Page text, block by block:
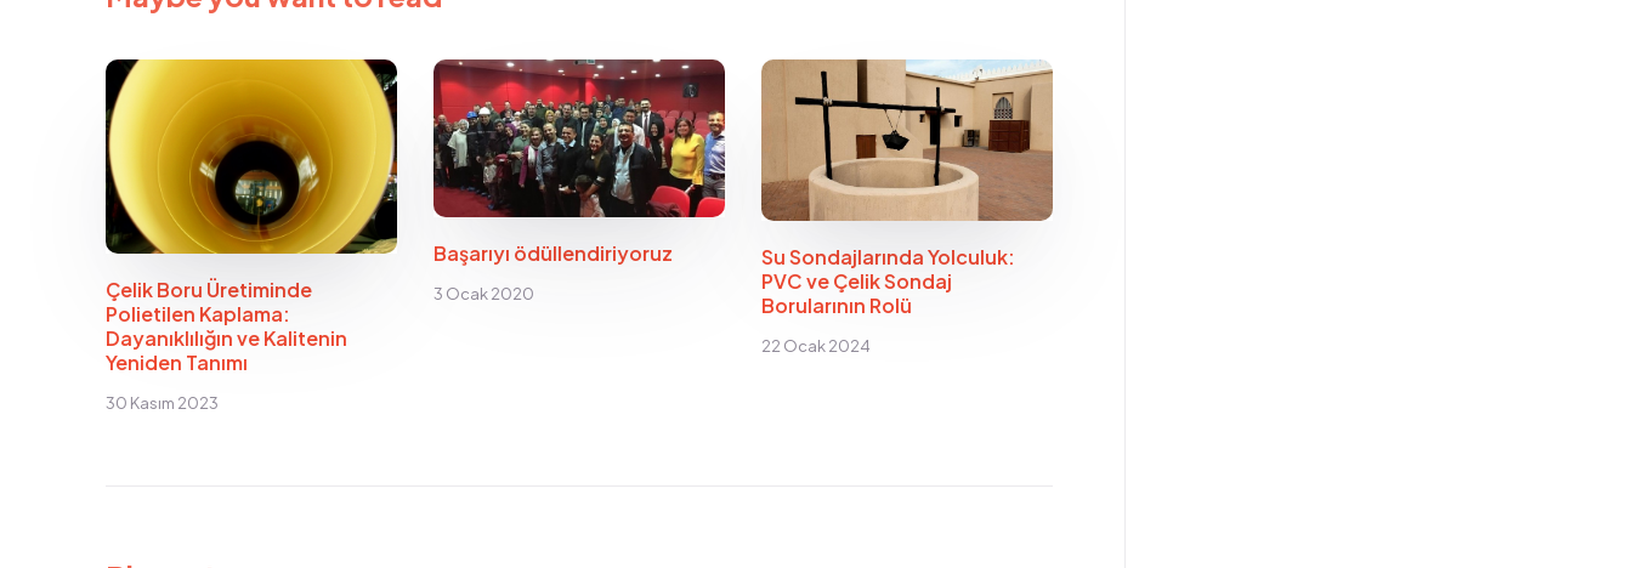
Çelik Boru Üretiminde
Polietilen Kaplama:
Dayanıklılığın ve Kalitenin
Yeniden Tanımı
30 Kasım 2023
Başarıyı ödüllendiriyoruz
3 Ocak 2020
Su Sondajlarında Yolculuk:
PVC ve Çelik Sondaj
Borularının Rolü
22 Ocak 2024